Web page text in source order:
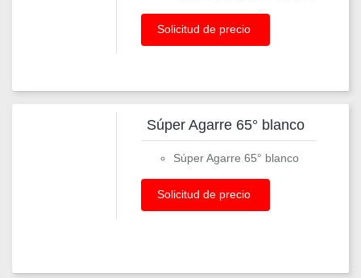
Solicitud de precio
Súper Agarre 65° blanco
Súper Agarre 65° blanco
Solicitud de precio